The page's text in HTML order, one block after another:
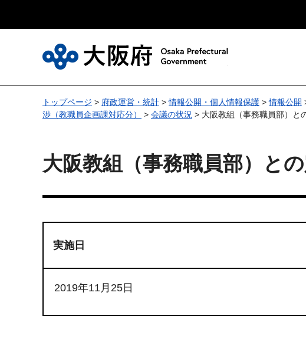
トップページ > 府政運営・統計 >情報公開・個人情報保護 >情報公開
渉（教職員企画課対応分）
> 会議の状況 > 大阪教組（事務職員部）と
大阪教組（事務職員部）と
実施日
2019年11月25日